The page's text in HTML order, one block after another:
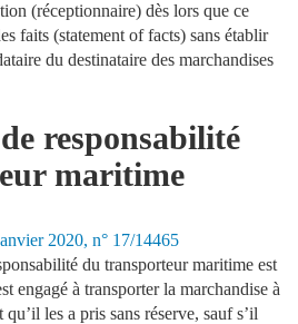
(réceptionnaire) dès lors que ce
faits (statement of facts) sans établir
du destinataire des marchandises
responsabilité
maritime
2020, n° 17/14465
du transporteur maritime est
engagé à transporter la marchandise à
les a pris sans réserve, sauf s’il